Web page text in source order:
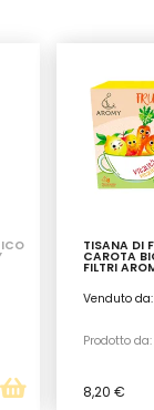
TISANA DI
CAROTA
FILTRI
Venduto
Prodotto
8,20 €